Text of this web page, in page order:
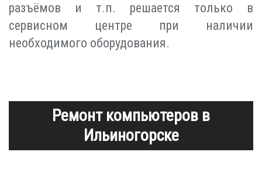
разъёмов и т.п. решается только в
сервисном центре при наличии
необходимого оборудования.
Ремонт компьютеров в
Ильиногорске